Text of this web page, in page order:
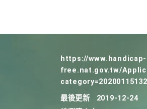
https://www.handicap-
free.nat.gov.tw/
最後更新
2019-12-24